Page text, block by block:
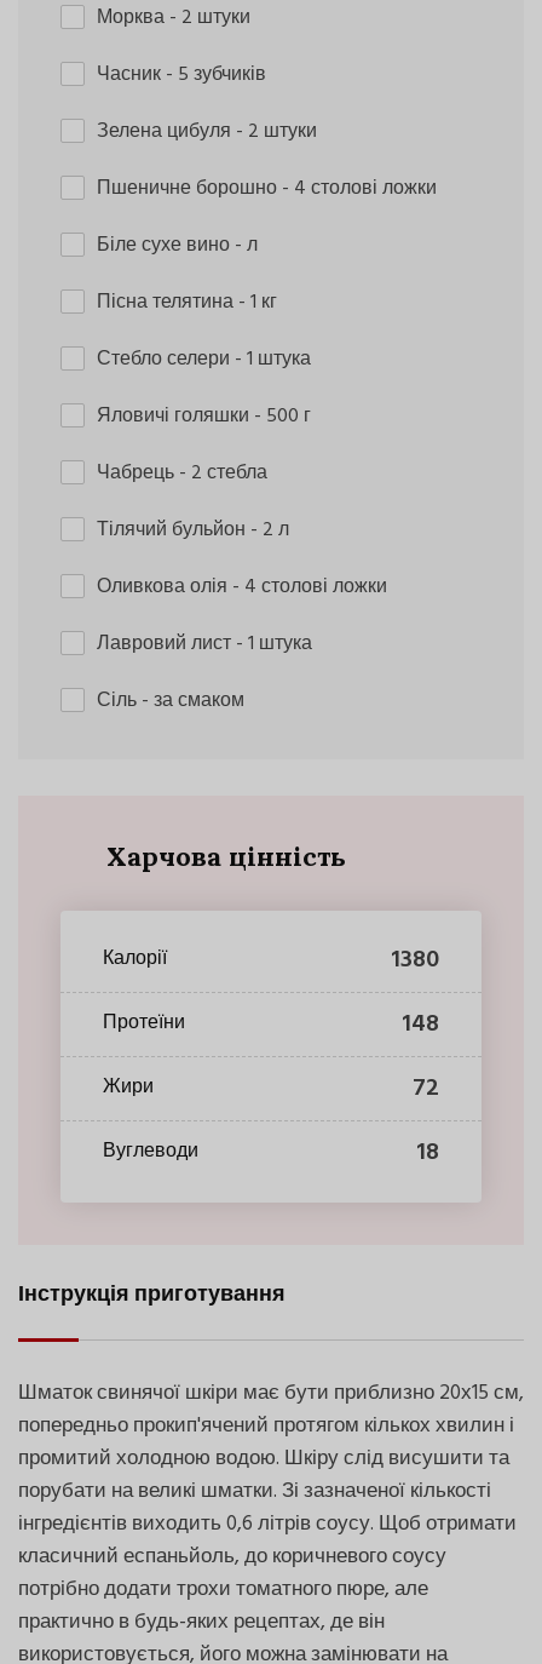
Морква- 2 штуки
Часник- 5 зубчиків
Зелена цибуля - 2 штуки
Пшеничне борошно- 4 столові ложки
Біле сухе вино- л
Пісна телятина- 1 кг
Стебло селери - 1 штука
Яловичі голяшки - 500 г
Чабрець- 2 стебла
Тілячий бульйон - 2 л
Оливкова олія - 4 столові ложки
Лавровий лист- 1 штука
Сіль- за смаком
Харчова цінність
Калорії 1380
Протеїни 148
Жири 72
Вуглеводи 18
Інструкція приготування
Шматок свинячої шкіри має бути приблизно 20х15 см,
попередньо прокип'ячений протягом кількох хвилин і
промитий холодною водою. Шкіру слід висушити та
порубати на великі шматки. Зі зазначеної кількості
інгредієнтів виходить 0,6 літрів соусу. Щоб отримати
класичний еспаньйоль, до коричневого соусу
потрібно додати трохи томатного пюре, але
практично в будь-яких рецептах, де він
використовується, його можна замінювати на